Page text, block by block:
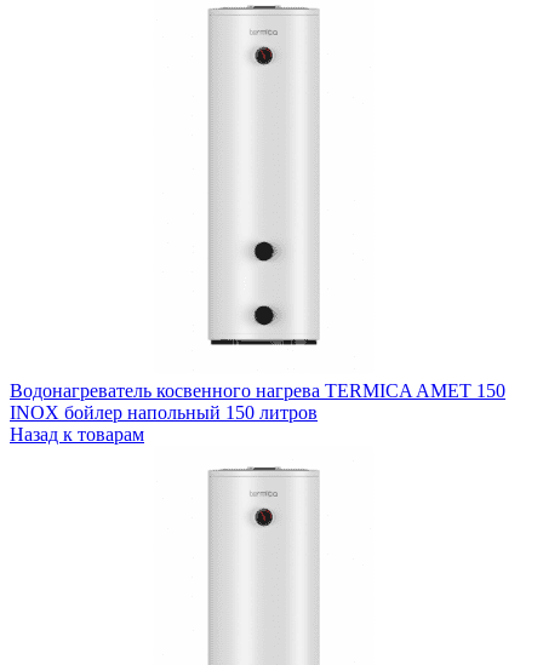
Водонагреватель косвенного нагрева TERMICA AMET 150
INOX бойлер напольный 150 литров
Назад к товарам